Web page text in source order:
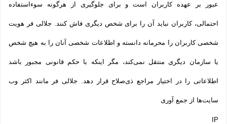
عبور بر عهده کاربران است و برای جلوگیری از هرگونه سوءاستفاده
احتمالی، کاربران نباید آن را برای شخص دیگری فاش کنند. جلالی فر هویت
شخصی کاربران را محرمانه دانسته و اطلاعات شخصی آنان را به هیچ شخص
یا سازمان دیگری منتقل نمی‌کند، مگر اینکه با حکم قانونی مجبور باشد
اطلاعاتی را در اختیار مراجع ذی‌صلاح قرار دهد. جلالی فر مانند اکثر وب
سایت‌ها از جمع آوری
IP